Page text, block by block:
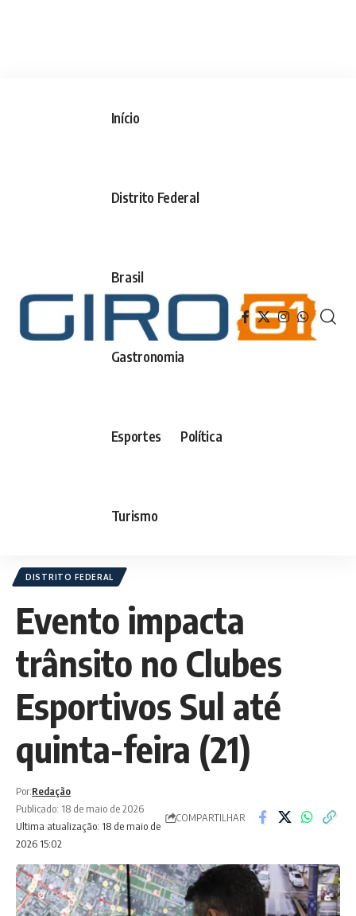
Início
Distrito Federal
Brasil
Gastronomia
Esportes Política
Turismo
DISTRITO FEDERAL
Evento impacta
trânsito no Clubes
Esportivos Sul até
quinta-feira (21)
Ultima atualização: 18 de maio de
2026 15:02
Por:Redação
Publicado: 18 de maio de 2026
COMPARTILHAR